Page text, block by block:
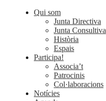
Qui som
Junta Directiva
Junta Consultiva
Història
Espais
Participa!
Associa’t
Patrocinis
Col·laboracions
Notícies